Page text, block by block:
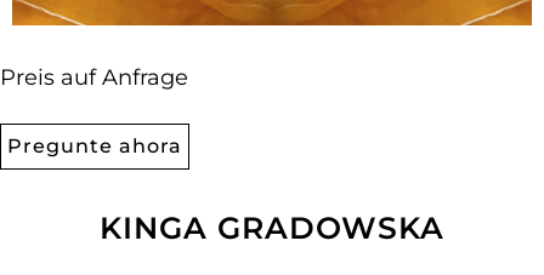
Preis auf Anfrage
Pregunte ahora
KINGA GRADOWSKA